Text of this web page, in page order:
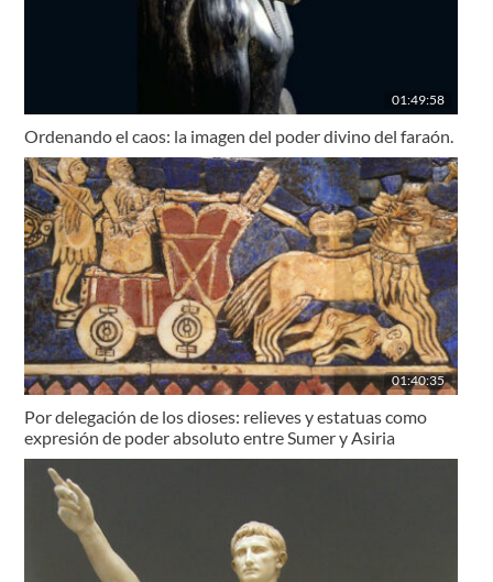
01:49:58
Ordenando el caos: la imagen del poder divino del faraón.
01:40:35
Por delegación de los dioses: relieves y estatuas como
expresión de poder absoluto entre Sumer y Asiria